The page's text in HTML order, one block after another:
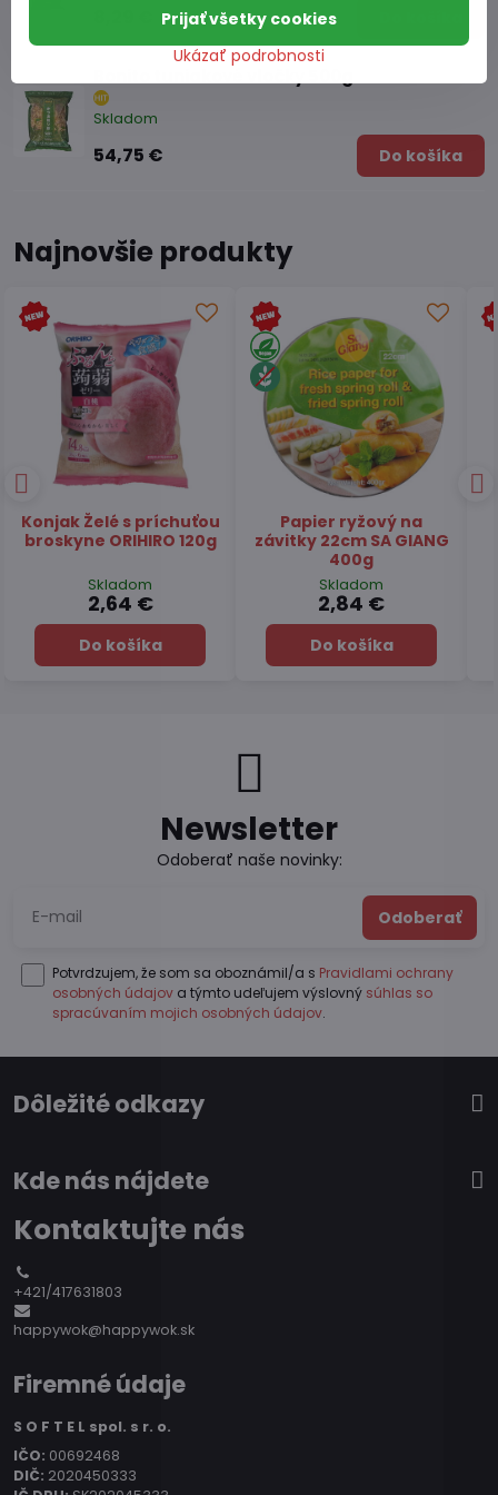
Skladom
54,75 € Do košíka
Najnovšie produkty
Čaj Matcha Yuzu
TSUBOICHI 5x10g
Skladom
7,45 €
Do košíka
Čaj zelený pražený
Hojicha latte TSUBOICHI
100g
Skladom
6,49 €
Do košíka
Newsletter
Odoberať naše novinky:
Odoberať
Potvrdzujem, že som sa oboznámil/a s Pravidlami ochrany
osobných údajov a týmto udeľujem výslovný súhlas so
spracúvaním mojich osobných údajov.
Dôležité odkazy
Kde nás nájdete
Kontaktujte nás
+421/417631803
happywok@happywok.sk
Firemné údaje
S O F T E L spol. s r. o.
IČO: 00692468
DIČ: 2020450333
Ukázať podrobnosti
Prijať všetky cookies